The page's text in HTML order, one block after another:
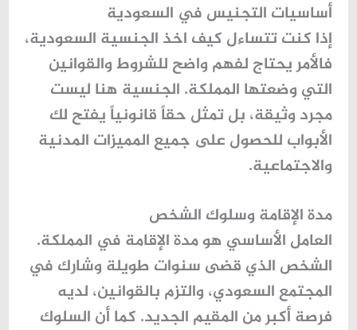
أساسيات التجنيس في السعودية
إذا كنت تتساءل كيف اخذ الجنسية السعودية،
فالأمر يحتاج لفهم واضح للشروط والقوانين
التي وضعتها المملكة. الجنسية هنا ليست
مجرد وثيقة، بل تمثل حقاً قانونياً يفتح لك
الأبواب للحصول على جميع المميزات المدنية
والاجتماعية.
مدة الإقامة وسلوك الشخص
العامل الأساسي هومدة الإقامة في المملكة.
الشخص الذي قضى سنوات طويلة وشارك في
المجتمع السعودي، والتزم بالقوانين، لديه
فرصة أكبر من المقيم الجديد. كما أن السلوك